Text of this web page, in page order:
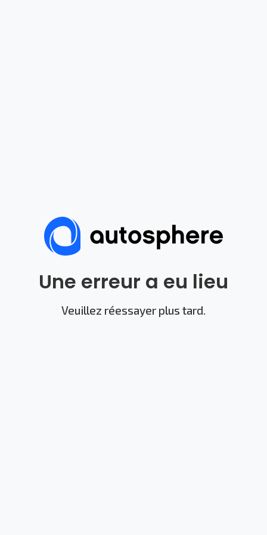
Une erreur a eu lieu
Veuillez réessayer plus tard.